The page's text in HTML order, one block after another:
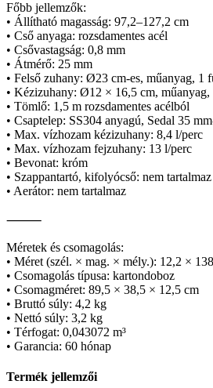
Főbb jellemzők:
• Állítható magasság: 97,2–127,2 cm
• Cső anyaga: rozsdamentes acél
• Csővastagság: 0,8 mm
• Átmérő: 25 mm
• Felső zuhany: Ø23 cm-es, műanyag, 1
• Kézizuhany: Ø12 × 16,5 cm,
• Tömlő: 1,5 m rozsdamentes acélból
• Csaptelep: SS304 anyagú, Sedal 35
• Max. vízhozam kézizuhany: 8,4 l/perc
• Max. vízhozam fejzuhany: 13 l/perc
• Bevonat: króm
• Szappantartó, kifolyócső: nem tartalmaz
• Aerátor: nem tartalmaz
⸻
Méretek és csomagolás:
• Méret (szél. × mag. × mély.): 12,2 ×
• Csomagolás típusa: kartondoboz
• Csomagméret: 89,5 × 38,5 × 12,5 cm
• Bruttó súly: 4,2 kg
• Nettó súly: 3,2 kg
• Térfogat: 0,043072 m³
• Garancia: 60 hónap
Termék jellemzői